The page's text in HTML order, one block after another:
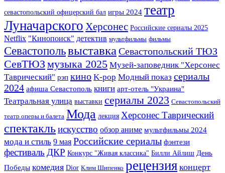
севастопольский офицерский бал игры 2024 театр
Луначарского Херсонес Российские сериалы 2025
Netflix "Кинопоиск" детектив мультфильмы фильмы
Севастопольвыставка Севастопольский ТЮЗ
СевТЮЗ музыка 2025 Музей-заповедник "Херсонес
Таврический" рэп кино K-pop Модный показ сериалы
2024 афиша Севастополь книги арт-отель "Украина"
Театральная улица выставки сериалы 2023 Севастопольский
театр оперы и балета Мода лекция Херсонес Таврический
спектакльискусство обзор аниме мультфильмы 2024
мода и стиль 9 мая Российские сериалы фэнтези
фестиваль ДКР Конкурс "Живая классика" Билли Айлиш День
Победы комедия Dior Клим Шипенко рецензия концерт